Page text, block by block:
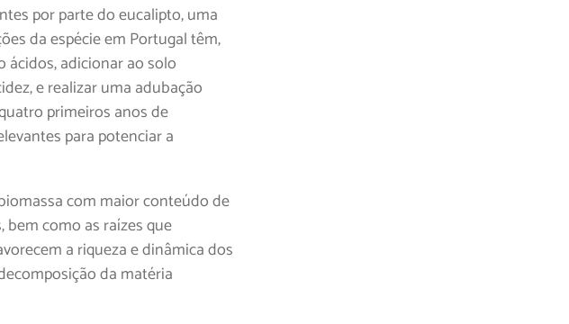
por parte do eucalipto, uma
da espécie em Portugal têm,
ácidos, adicionar ao solo
e realizar uma adubação
primeiros anos de
para potenciar a
com maior conteúdo de
como as raízes que
a riqueza e dinâmica dos
da matéria